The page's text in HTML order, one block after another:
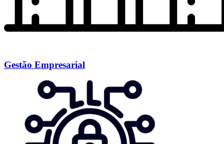
Gestão Empresarial